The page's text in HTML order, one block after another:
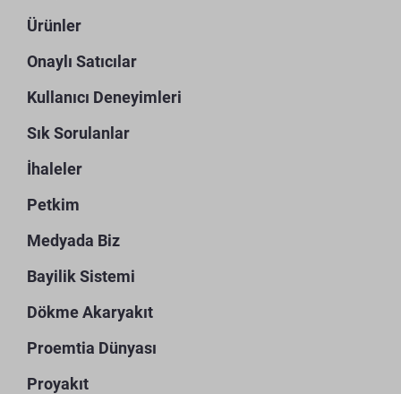
Ürünler
Onaylı Satıcılar
Kullanıcı Deneyimleri
Sık Sorulanlar
İhaleler
Petkim
Medyada Biz
Bayilik Sistemi
Dökme Akaryakıt
Proemtia Dünyası
Proyakıt